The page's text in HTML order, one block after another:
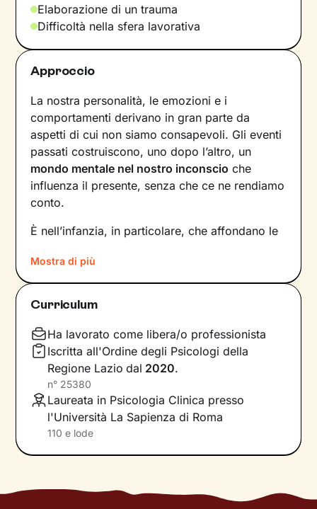
Elaborazione di un trauma
Difficoltà nella sfera lavorativa
Approccio
La nostra personalità, le emozioni e i
comportamenti derivano in gran parte da
aspetti di cui non siamo consapevoli. Gli eventi
passati costruiscono, uno dopo l’altro, un
mondo mentale nel nostro inconscio che
influenza il presente, senza che ce ne rendiamo
conto.
È nell’infanzia, in particolare, che affondano le
e agire: leesperienze vissute in famiglia
infatti, vengono apprese, memorizzate e
riproposte nelle relazioni successive.
che in età adulta si attivano in maniera
automatica - è la chiave per innescare il
cambiamento.
Conoscere noi stessi significaportare alla luce
ciò che per tanto tempo è rimasto dietro le
quinte: raggiungere questo tipo di
Mostra di più
Curriculum
Ha lavorato come libera/o professionista
Iscritta all'Ordine degli Psicologi della
Regione Lazio dal 2020.
n° 25380
Laureata in Psicologia Clinica presso
l'Università La Sapienza di Roma
110 e lode